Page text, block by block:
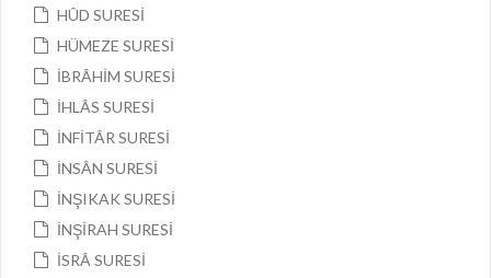
HÛD SURESİ
HÜMEZE SURESİ
İBRÂHİM SURESİ
İHLÂS SURESİ
İNFİTÂR SURESİ
İNSÂN SURESİ
İNŞIKAK SURESİ
İNŞİRAH SURESİ
İSRÂ SURESİ